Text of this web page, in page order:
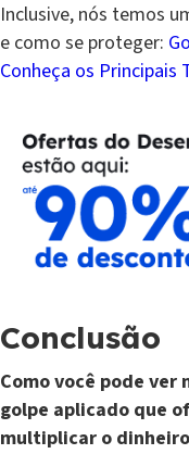
Inclusive, nós temos
e como se proteger:
Conheça os Principais
Conclusão
Como você pode ver
golpe aplicado que
multiplicar o